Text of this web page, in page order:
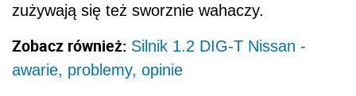
zużywają się też sworznie wahaczy.
Zobacz również: Silnik 1.2 DIG-T Nissan -
awarie, problemy, opinie